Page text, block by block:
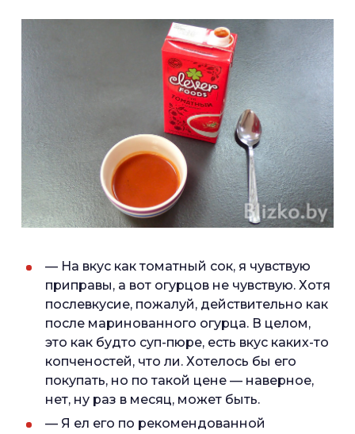
— На вкус как томатный сок, я чувствую
приправы, а вот огурцов не чувствую. Хотя
послевкусие, пожалуй, действительно как
после маринованного огурца. В целом,
это как будто суп-пюре, есть вкус каких-то
копченостей, что ли. Хотелось бы его
покупать, но по такой цене — наверное,
нет, ну раз в месяц, может быть.
— Я ел его по рекомендованной